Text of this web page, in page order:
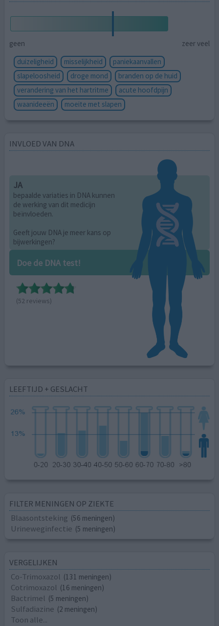
geen
zeer veel
duizeligheid
misselijkheid
paniekaanvallen
slapeloosheid
droge mond
branden op de huid
verandering van het hartritme
acute hoofdpijn
waanideeën
moeite met slapen
INVLOED VAN DNA
JA
bepaalde variaties in DNA kunnen
de werking van dit medicijn
beïnvloeden.
Geeft jouw DNA je meer kans op
bijwerkingen?
Doe de DNA test!
(52 reviews)
LEEFTIJD + GESLACHT
FILTER MENINGEN OP ZIEKTE
Blaasontsteking (56 meningen)
Urineweginfectie (5 meningen)
VERGELIJKEN
Co-Trimoxazol (131 meningen)
Cotrimoxazol (16 meningen)
Bactrimel (5 meningen)
Sulfadiazine (2 meningen)
Toon alle...